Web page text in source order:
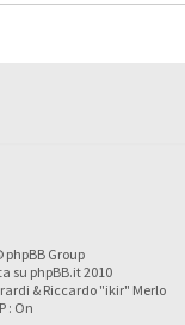
Group
su phpBB.it 2010
& Riccardo "ikir" Merlo
: On